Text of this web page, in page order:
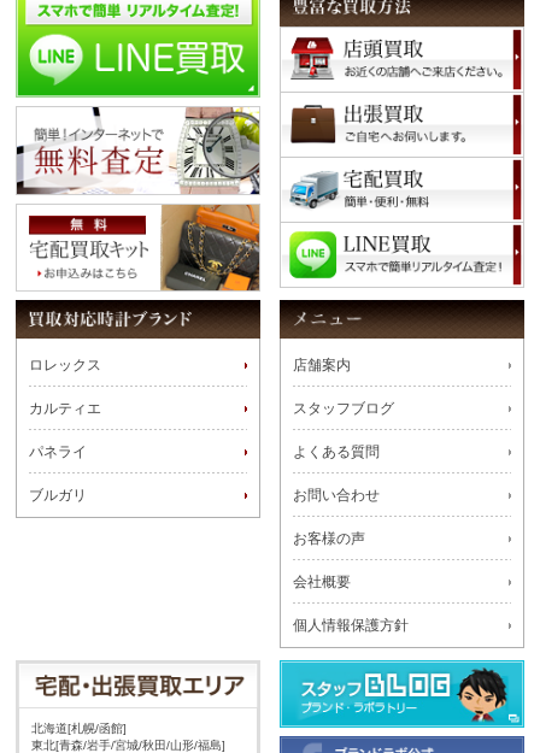
ロレックス
カルティエ
パネライ
ブルガリ
店舗案内
スタッフブログ
よくある質問
お問い合わせ
お客様の声
会社概要
個人情報保護方針
北海道[札幌/函館]
東北[青森/岩手/宮城/秋田/山形/福島]